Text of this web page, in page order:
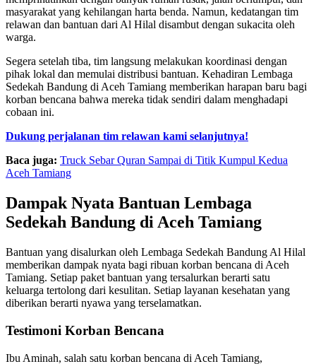
masyarakat yang kehilangan harta benda. Namun, kedatangan tim
relawan dan bantuan dari Al Hilal disambut dengan sukacita oleh
warga.
Segera setelah tiba, tim langsung melakukan koordinasi dengan
pihak lokal dan memulai distribusi bantuan. Kehadiran Lembaga
Sedekah Bandung di Aceh Tamiang memberikan harapan baru bagi
korban bencana bahwa mereka tidak sendiri dalam menghadapi
cobaan ini.
Dukung perjalanan tim relawan kami selanjutnya!
Baca juga: Truck Sebar Quran Sampai di Titik Kumpul Kedua
Aceh Tamiang
Dampak Nyata Bantuan Lembaga
Sedekah Bandung di Aceh Tamiang
Bantuan yang disalurkan oleh Lembaga Sedekah Bandung Al Hilal
memberikan dampak nyata bagi ribuan korban bencana di Aceh
Tamiang. Setiap paket bantuan yang tersalurkan berarti satu
keluarga tertolong dari kesulitan. Setiap layanan kesehatan yang
diberikan berarti nyawa yang terselamatkan.
Testimoni Korban Bencana
Ibu Aminah, salah satu korban bencana di Aceh Tamiang,